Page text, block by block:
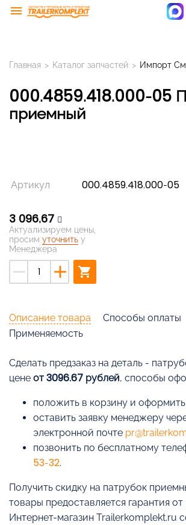
menu
Главная > Каталог запчастей > Импорт
000.4859.418.000-05 Патрубок
приемный
Артикул 000.4859.418.000-05
3 096,67
Актуализируем цены,
просим уточнить у
Менеджера
remove add shopping_cart
Описание товара Способы оплаты
Применяемость
Cделать предзаказ на деталь -
цене от 3096.67 рублей, способы
положить в корзину и оформить
оставить заявку менеджеру
электронной почте
позвонить по бесплатному
53-32.
Получить скидку на патрубок
товары предоставляется гарантия
Интернет-магазин Trailerkomplekt.ru